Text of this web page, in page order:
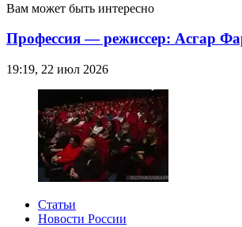
Вам может быть интересно
Профессия — режиссер: Асгар
19:19, 22 июл 2026
Статьи
Новости России